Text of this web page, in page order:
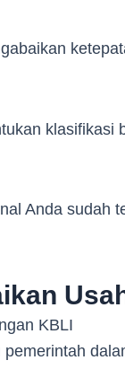
klasifikasi
Anda sudah